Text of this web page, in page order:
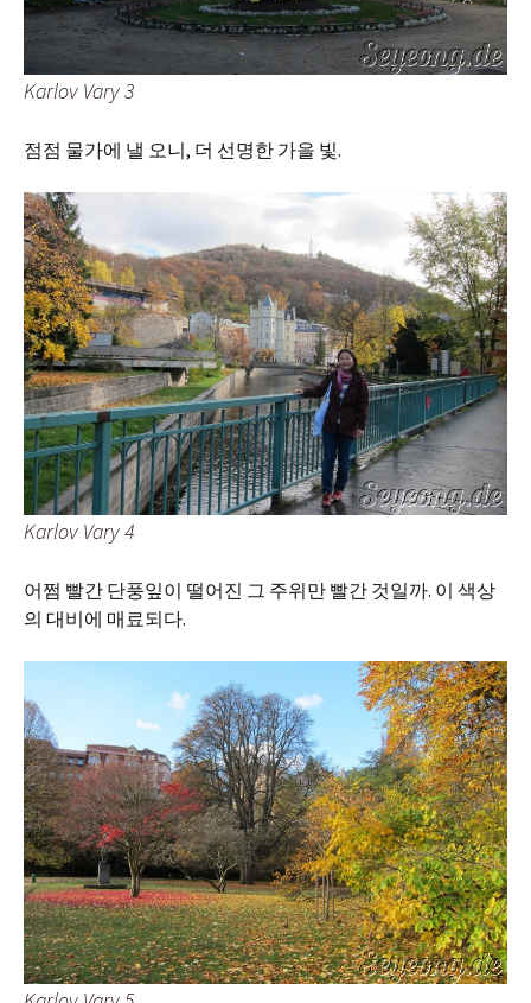
Karlov Vary 3
점점 물가에 낼 오니, 더 선명한 가을 빛.
Karlov Vary 4
어쩜 빨간 단풍잎이 떨어진 그 주위만 빨간 것일까. 이 색상
의 대비에 매료되다.